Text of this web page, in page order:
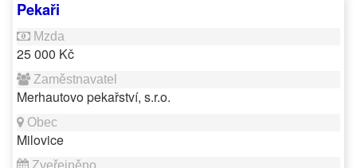
Pekaři
25 000 Kč
Merhautovo pekařství, s.r.o.
Milovice